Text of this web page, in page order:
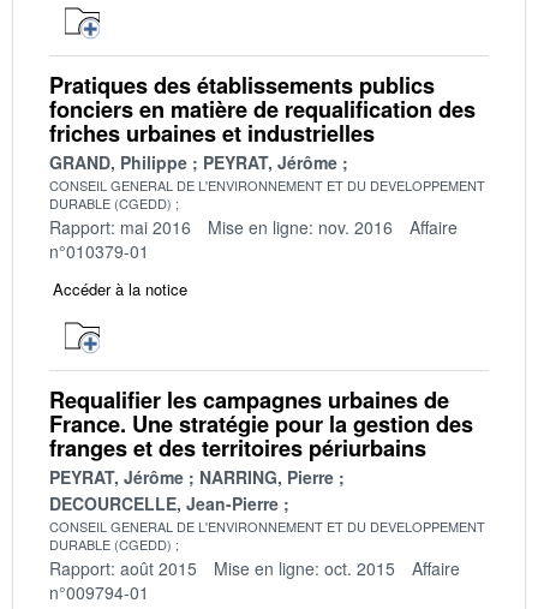
Pratiques des établissements publics
fonciers en matière de requalification des
friches urbaines et industrielles
GRAND, Philippe PEYRAT, Jérôme
CONSEIL GENERAL DE L'ENVIRONNEMENT ET DU DEVELOPPEMENT
DURABLE (CGEDD)
Rapport: mai 2016 Mise en ligne: nov. 2016
Affaire
n°010379-01
Accéder à la notice
Requalifier les campagnes urbaines de
France. Une stratégie pour la gestion des
franges et des territoires périurbains
PEYRAT, Jérôme
NARRING, Pierre
DECOURCELLE, Jean-Pierre
CONSEIL GENERAL DE L'ENVIRONNEMENT ET DU DEVELOPPEMENT
DURABLE (CGEDD)
Rapport: août 2015 Mise en ligne: oct. 2015
Affaire
n°009794-01